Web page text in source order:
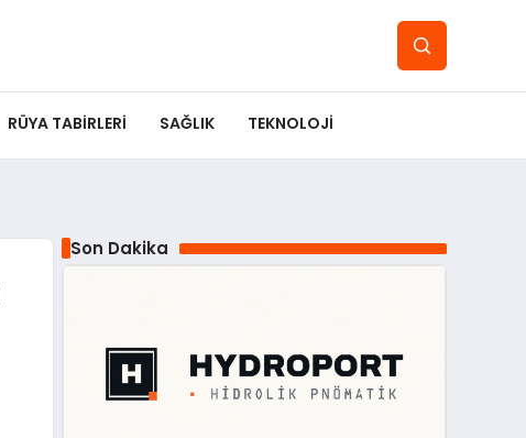
RÜYA TABIRLERI SAĞLIK TEKNOLOJI
Son Dakika